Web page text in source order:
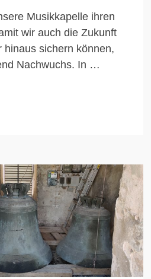
Musikkapelle ihren
wir auch die Zukunft
hinaus sichern können,
Nachwuchs. In …